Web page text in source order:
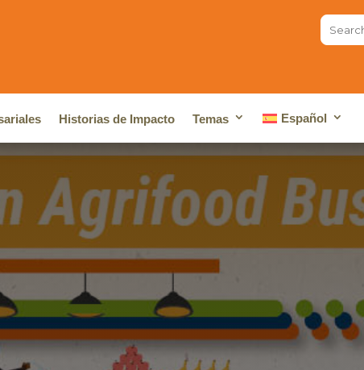
Search
Historias de Impacto Temas Español